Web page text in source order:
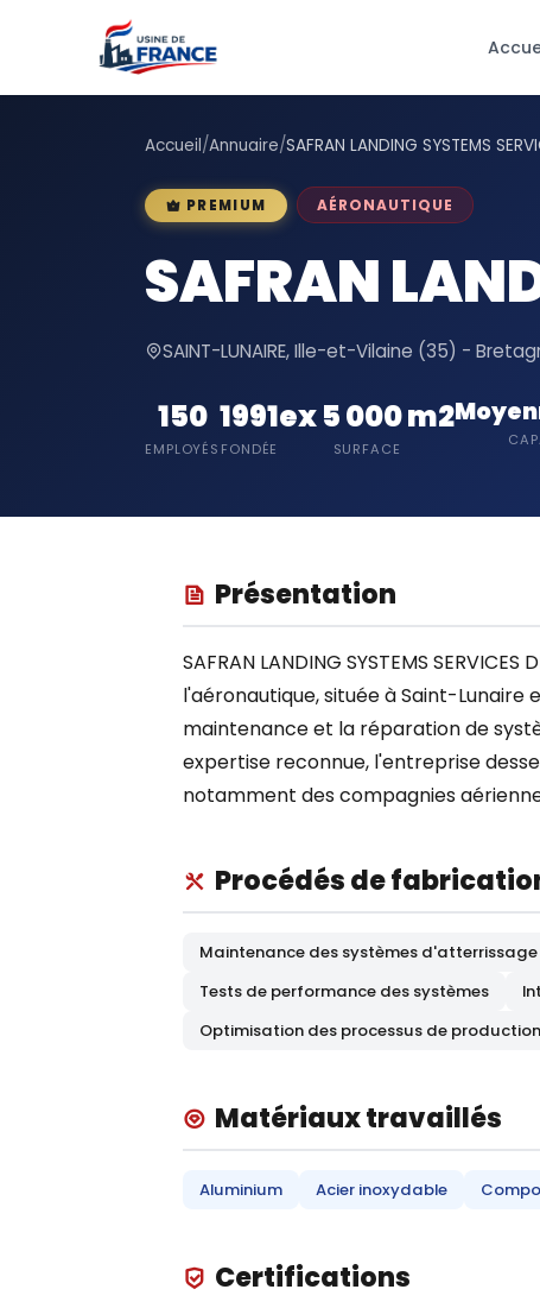
Accueil/Annuaire/SAFRAN LANDING SYSTEMS
PREMIUM AÉRONAUTIQUE
SAFRAN
SAINT-LUNAIRE, Ille-et-Vilaine (35) -
150
EMPLOYÉS
1991
FONDÉE
ex 5 000 m2
SURFACE
Présentation
SAFRAN LANDING SYSTEMS
l'aéronautique, située à Saint-Lunaire
maintenance et la réparation de
expertise reconnue, l'entreprise
notamment des compagnies
Procédés de
Maintenance des systèmes d'atterrissage
Tests de performance des systèmes
Optimisation des processus de production
Matériaux travaillés
Aluminium Acier inoxydable
Certifications